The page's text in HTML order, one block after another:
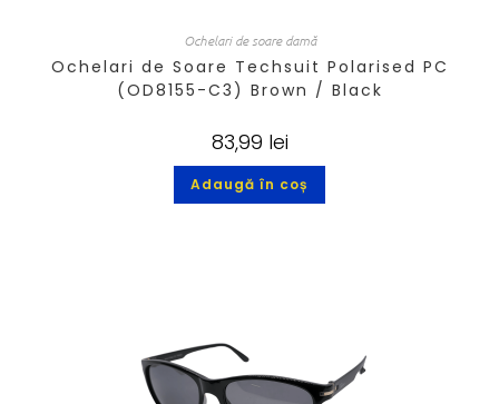
Ochelari de soare damă
Ochelari de Soare Techsuit Polarised PC
(OD8155-C3) Brown / Black
83,99 lei
Adaugă în coș